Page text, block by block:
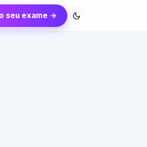
seu exame →